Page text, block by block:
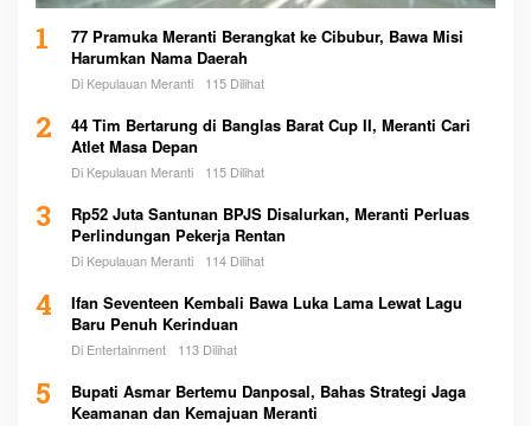
1
77 Pramuka Meranti Berangkat ke Cibubur, Bawa Misi
Harumkan Nama Daerah
Di Kepulauan Meranti 115 Dilihat
2
44 Tim Bertarung di Banglas Barat Cup II, Meranti Cari
Atlet Masa Depan
Di Kepulauan Meranti 115 Dilihat
3
Rp52 Juta Santunan BPJS Disalurkan, Meranti Perluas
Perlindungan Pekerja Rentan
Di Kepulauan Meranti 114 Dilihat
4
Ifan Seventeen Kembali Bawa Luka Lama Lewat Lagu
Baru Penuh Kerinduan
Di Entertainment 113 Dilihat
5
Bupati Asmar Bertemu Danposal, Bahas Strategi Jaga
Keamanan dan Kemajuan Meranti